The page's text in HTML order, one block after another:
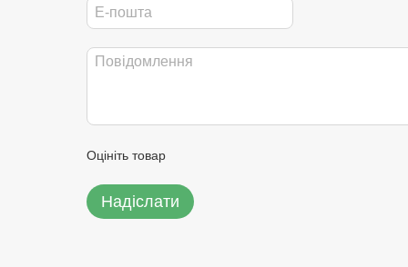
Оцініть товар
Надіслати